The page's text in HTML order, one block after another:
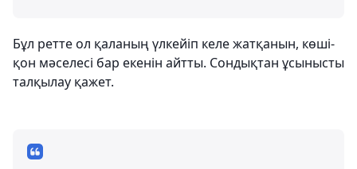
Бұл ретте ол қаланың үлкейіп келе жатқанын, көші-
қон мәселесі бар екенін айтты. Сондықтан ұсынысты
талқылау қажет.